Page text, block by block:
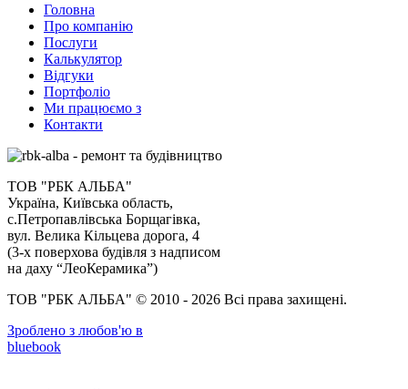
Головна
Про компанію
Послуги
Калькулятор
Відгуки
Портфоліо
Ми працюємо з
Контакти
ТОВ "РБК АЛЬБА"
Україна, Київська область,
с.Петропавлівська Борщагівка,
вул. Велика Кільцева дорога, 4
(3-х поверхова будівля з надписом
на даху “ЛеоКерамика”)
ТОВ "РБК АЛЬБА" © 2010 - 2026 Всі права захищені.
Зроблено з любов'ю в
bluebook